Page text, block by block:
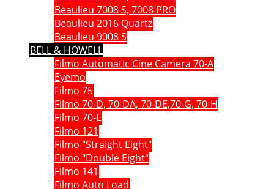
Beaulieu 7008 S, 7008 PRO
Beaulieu 2016 Quartz
Beaulieu 9008 S
BELL & HOWELL
Filmo Automatic Cine Camera 70-A
Eyemo
Filmo 75
Filmo 70-D, 70-DA, 70-DE,70-G, 70-H
Filmo 70-E
Filmo 121
Filmo "Straight Eight"
Filmo "Double Eight"
Filmo 141
Filmo Auto Load